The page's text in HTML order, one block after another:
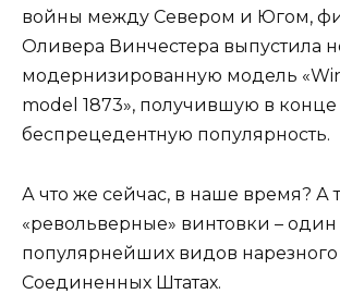
войны между Севером и Югом,
Оливера Винчестера выпустила
модернизированную модель
model 1873», получившую в конце
беспрецедентную популярность.
А что же сейчас, в наше время? А
«револьверные» винтовки – один
популярнейших видов
Соединенных Штатах.